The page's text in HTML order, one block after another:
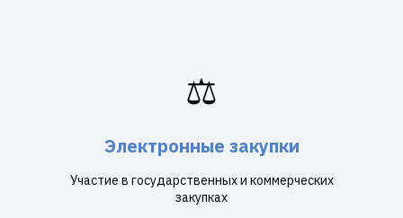
⚖️
Электронные закупки
Участие в государственных и коммерческих
закупках